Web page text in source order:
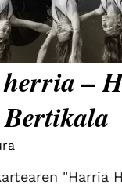
–
"Harria